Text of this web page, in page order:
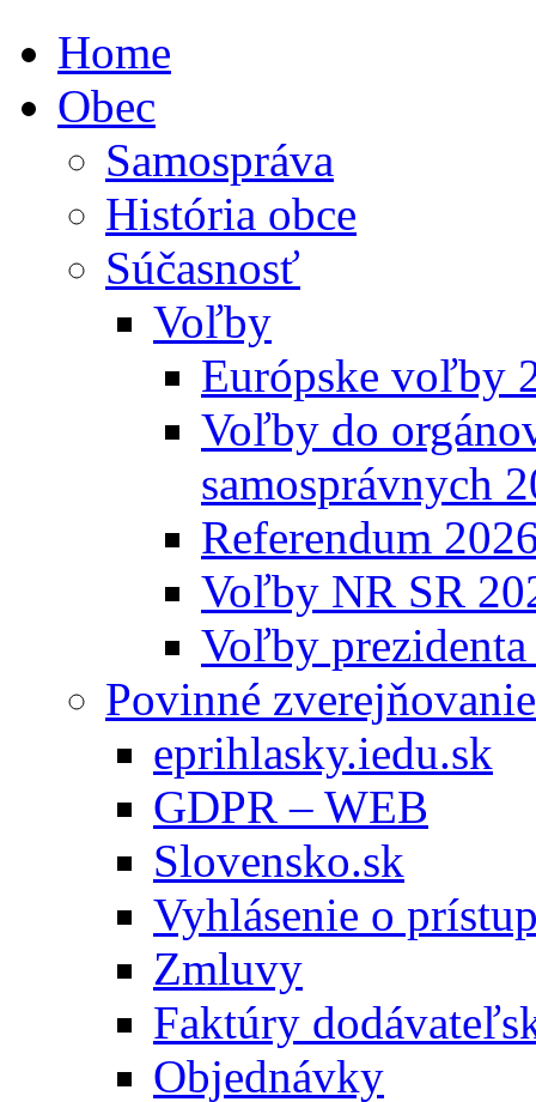
Home
Obec
Samospráva
História obce
Súčasnosť
Voľby
Európske voľby
Voľby do
samosprávnych
Referendum
Voľby NR SR
Voľby
Povinné zverejňovanie
eprihlasky.iedu.sk
GDPR – WEB
Slovensko.sk
Vyhlásenie o
Zmluvy
Faktúry
Objednávky